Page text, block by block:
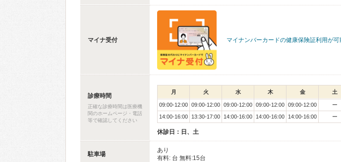
マイナ受付 マイナンバーカードの健康保険証利用が可
診療時間
正確な診療時間は医療機
関のホームページ・電話
等で確認してください
月 火 水 木 金 土
09:00-12:00 09:00-12:00 09:00-12:00 09:00-12:00 09:00-12:00 ー
14:00-16:00
13:30-17:00 14:00-16:00 14:00-16:00 14:00-16:00 ー
休診日：日、土
駐車場
あり
有料: 台 無料:15台